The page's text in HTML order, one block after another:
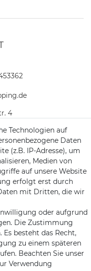
4
auf Facebook
auf
by mediaria®
Versandkosten
Technologien auf
Daten
(z.B. IP-Adresse), um
Medien von
auf unsere Website
erfolgt erst durch
mit Dritten, die wir
oder aufgrund
Die Zustimmung
besteht das Recht,
zu einem späteren
Beachten Sie unser
Verwendung